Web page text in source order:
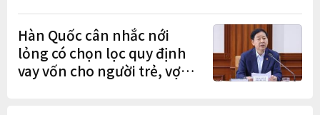
Hàn Quốc cân nhắc nới
lỏng có chọn lọc quy định
vay vốn cho người trẻ, vợ